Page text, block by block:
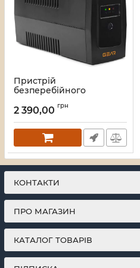
Пристрій
безперебійного
600VA/360W LED plastic
Артикул:28_419
2 390,00 грн
КОНТАКТИ
ПРО МАГАЗИН
КАТАЛОГ ТОВАРІВ